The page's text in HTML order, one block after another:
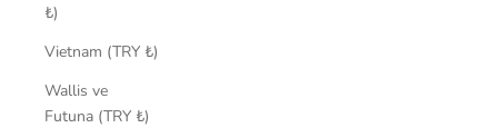
₺)
Vietnam (TRY ₺)
Wallis ve
Futuna (TRY ₺)